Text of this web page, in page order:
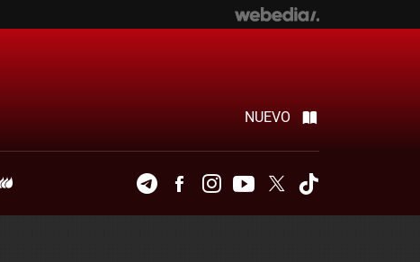
NUEVO
TelegramFacebookInstagramYoutubeTwitter